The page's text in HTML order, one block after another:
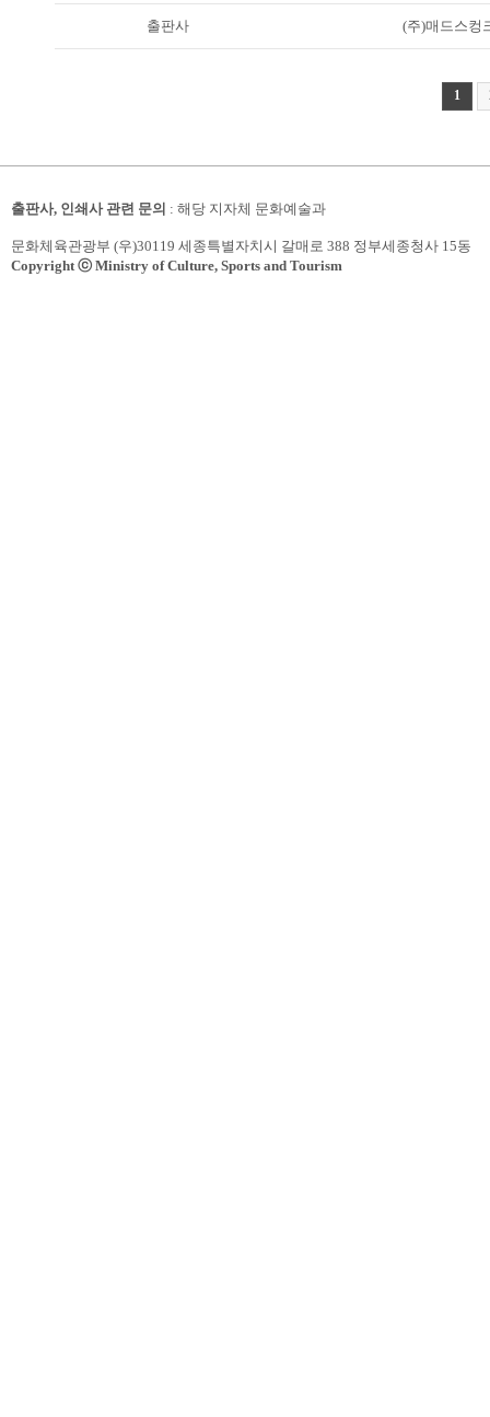
출판사 (주)매드스컹
1
출판사, 인쇄사 관련 문의 : 해당 지자체 문화예술과
문화체육관광부 (우)30119 세종특별자치시 갈매로 388 정부세종청사 15동
Copyright ⓒ Ministry of Culture, Sports and Tourism